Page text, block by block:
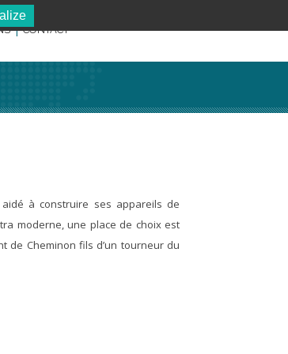
CONTACT
à construire ses appareils de
moderne, une place de choix est
de Cheminon fils d’un tourneur du